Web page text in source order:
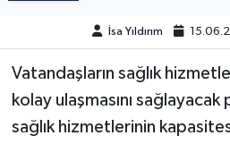
İsa Yıldırım
Vatandaşların sağlık
kolay ulaşmasını
sağlık hizmetlerinin
SAĞLIK
SİYASET
SPOR